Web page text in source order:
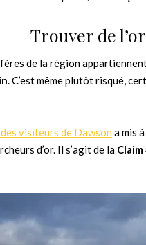
Trouver de
de la région
. C’est même plutôt risqué,
visiteurs de Dawson a mis
d’or. Il s’agit de la Claim